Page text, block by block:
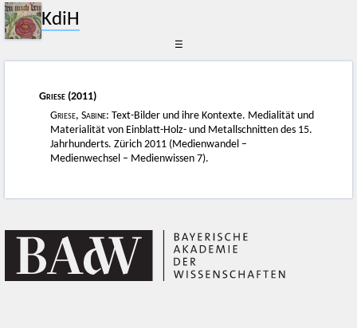
KdiH
☰
Griese (2011)
Griese, Sabine: Text-Bilder und ihre Kontexte. Medialität und
Materialität von Einblatt-Holz- und Metallschnitten des 15.
Jahrhunderts. Zürich 2011 (Medienwandel –
Medienwechsel – Medienwissen 7).